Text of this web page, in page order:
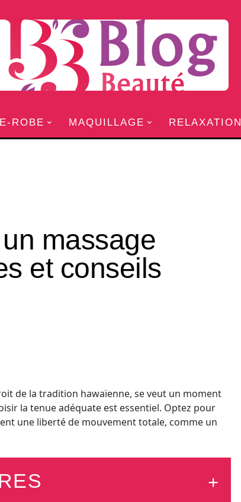
ROBE MAQUILLAGE RELAXATION
massage
et conseils
de la tradition hawaïenne, se veut un moment
la tenue adéquate est essentiel. Optez pour
une liberté de mouvement totale, comme un